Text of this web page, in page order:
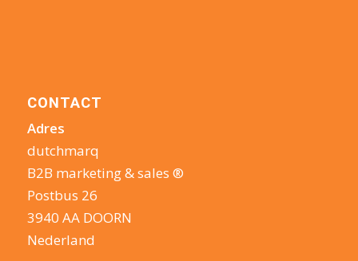
CONTACT
Adres
dutchmarq
B2B marketing & sales ®
Postbus 26
3940 AA DOORN
Nederland